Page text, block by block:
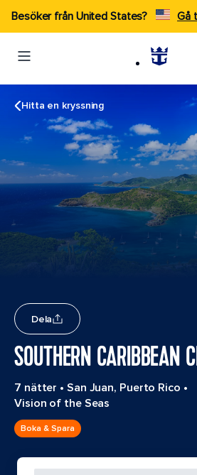
Besöker från United States? Gå
Hitta en kryssning
Dela
SOUTHERN CARIBBEAN
7 nätter • San Juan, Puerto Rico •
Vision of the Seas
Boka & Spara